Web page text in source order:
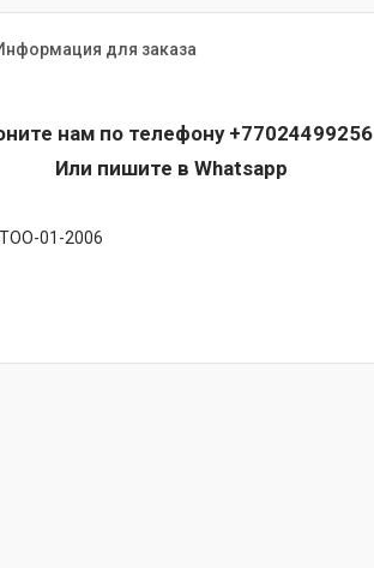
для заказа
нам по телефону+77024499256
Или пишите в Whatsapp
01-2006